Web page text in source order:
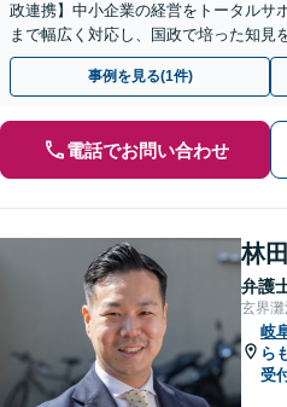
政連携】中小企業の経営をトータルサ
まで幅広く対応し、国政で培った知見
提案します。まずはお気軽にご相談く
事例を見る(1件)
電話でお問い合わせ
林
弁護
玄界
岐
ら
受